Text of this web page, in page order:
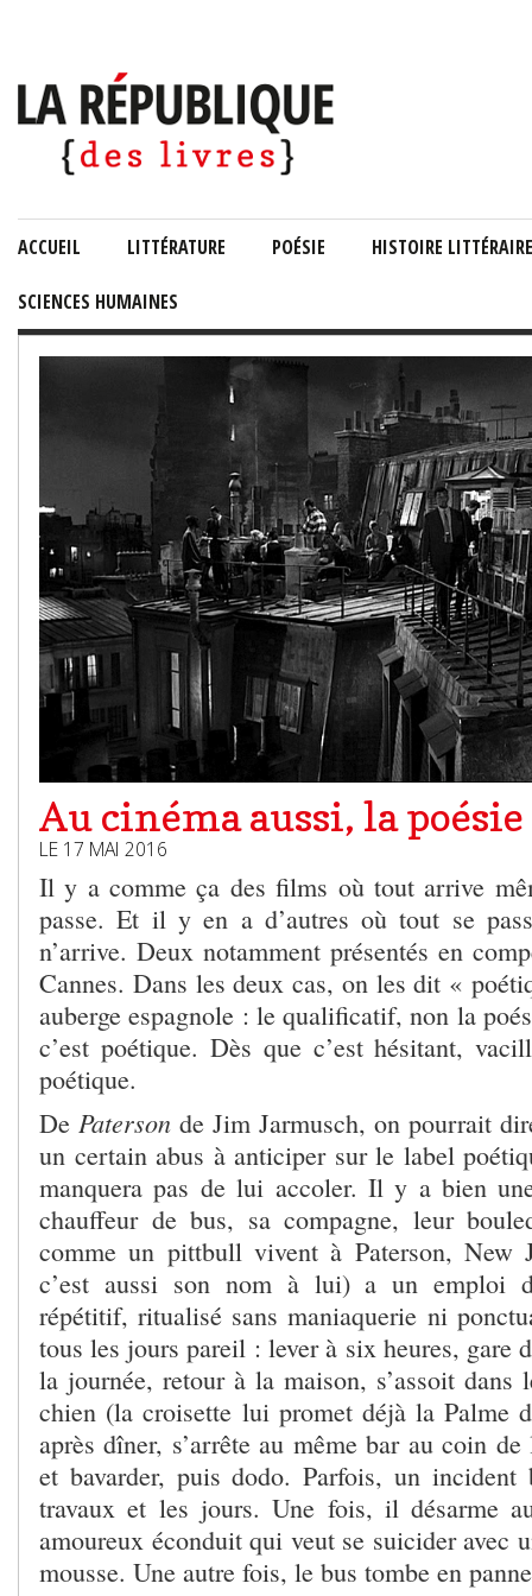
ACCUEIL LITTÉRATURE POÉSIE HISTOIRE LITTÉRAIRE
SCIENCES HUMAINES
Au cinéma aussi, la poésie
LE 17 MAI 2016
Il y a comme ça des films où tout arrive
passe. Et il y en a d’autres où tout se
n’arrive. Deux notamment présentés en
Cannes. Dans les deux cas, on les dit «
auberge espagnole : le qualificatif, non la
c’est poétique. Dès que c’est hésitant,
poétique.
De Paterson de Jim Jarmusch, on pourrait
un certain abus à anticiper sur le label
manquera pas de lui accoler. Il y a bien
chauffeur de bus, sa compagne, leur
comme un pittbull vivent à Paterson, New
c’est aussi son nom à lui) a un emploi
répétitif, ritualisé sans maniaquerie ni
tous les jours pareil : lever à six heures, gare
la journée, retour à la maison, s’assoit dans
chien (la croisette lui promet déjà la Palme
après dîner, s’arrête au même bar au coin
et bavarder, puis dodo. Parfois, un incident
travaux et les jours. Une fois, il désarme
amoureux éconduit qui veut se suicider avec
mousse. Une autre fois, le bus tombe en